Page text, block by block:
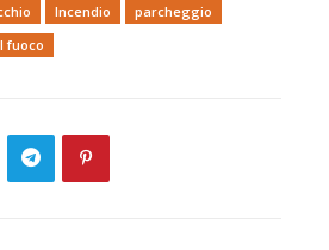
Incendio
parcheggio
fuoco